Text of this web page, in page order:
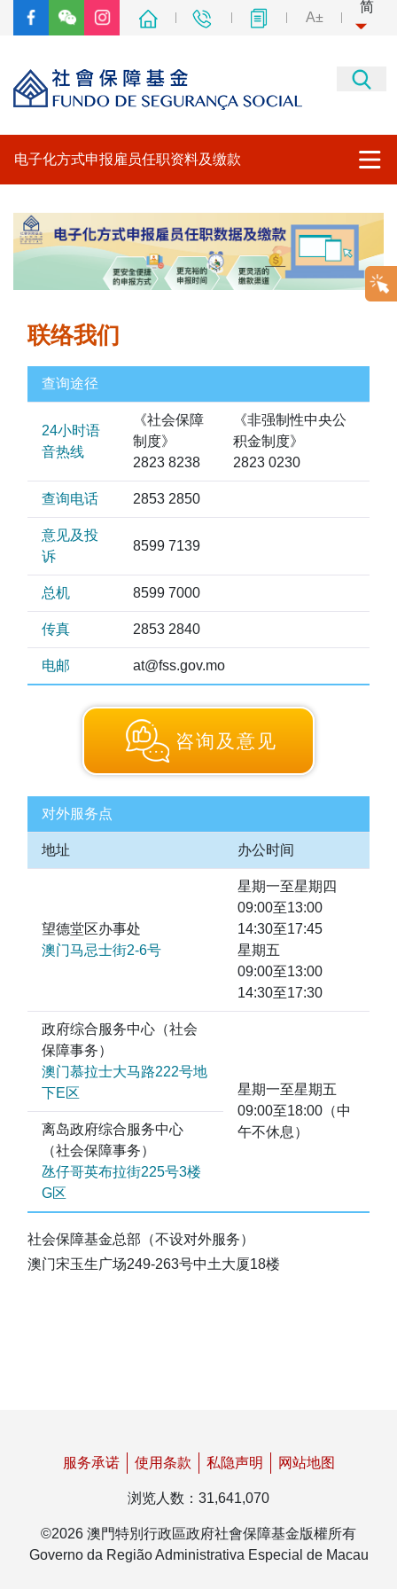
A±
简
电子化方式申报雇员任职资料及缴款
商社通
社保电子申报服务平台
缴款渠道及方式
宣传品
下载区
相关连结
联络我们
其他专题网站
返回社会保障基金主页
联络我们
查询途径
24小时语
音热线
《社会保障
制度》
2823 8238
《非强制性中央公
积金制度》
2823 0230
查询电话 2853 2850
意见及投
诉
8599 7139
总机 8599 7000
传真 2853 2840
电邮 at@fss.gov.mo
咨询及意见
对外服务点
地址 办公时间
望德堂区办事处
澳门马忌士街2-6号
星期一至星期四
09:00至13:00
14:30至17:45
星期五
09:00至13:00
14:30至17:30
政府综合服务中心（社会
保障事务）
澳门慕拉士大马路222号地
下E区
星期一至星期五
09:00至18:00（中
午不休息）
离岛政府综合服务中心
（社会保障事务）
氹仔哥英布拉街225号3楼
G区
社会保障基金总部（不设对外服务）
澳门宋玉生广场249-263号中土大厦18楼
服务承诺 使用条款 私隐声明 网站地图
浏览人数 ： 31,641,070
©2026 澳門特別行政區政府社會保障基金版權所有
Governo da Região Administrativa Especial de Macau